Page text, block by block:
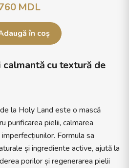
MDL
în coș
calmantă cu textură de
la Holy Land este o mască
purificarea pielii, calmarea
Formula sa
și ingrediente active, ajută la
porilor și regenerarea pielii